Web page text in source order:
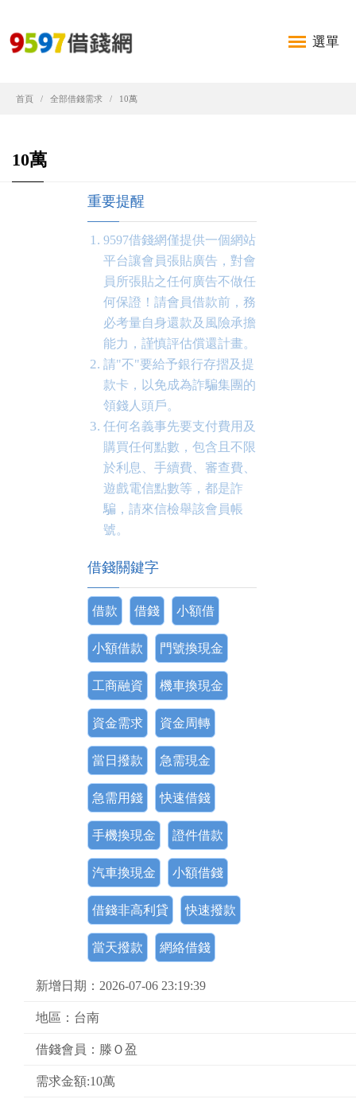
選單
首頁 全部借錢需求 10萬
10萬
重要提醒
9597借錢網僅提供一個網站
平台讓會員張貼廣告，對會
員所張貼之任何廣告不做任
何保證！請會員借款前，務
必考量自身還款及風險承擔
能力，謹慎評估償還計畫。
請"不"要給予銀行存摺及提
款卡，以免成為詐騙集團的
領錢人頭戶。
任何名義事先要支付費用及
購買任何點數，包含且不限
於利息、手續費、審查費、
遊戲電信點數等，都是詐
騙，請來信檢舉該會員帳
號。
借錢關鍵字
借款 借錢 小額借
小額借款 門號換現金
工商融資 機車換現金
資金需求 資金周轉
當日撥款 急需現金
急需用錢 快速借錢
手機換現金 證件借款
汽車換現金 小額借錢
借錢非高利貸 快速撥款
當天撥款 網絡借錢
新增日期：2026-07-06 23:19:39
地區：台南
借錢會員：滕Ｏ盈
需求金額:10萬